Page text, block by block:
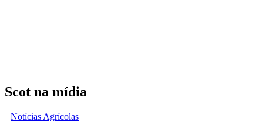
Scot na mídia
Notícias Agrícolas